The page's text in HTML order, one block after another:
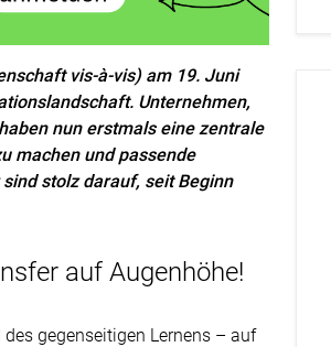
vis-à-vis) am 19. Juni
Unternehmen,
nun erstmals eine zentrale
machen und passende
stolz darauf, seit Beginn
auf Augenhöhe!
gegenseitigen Lernens – auf